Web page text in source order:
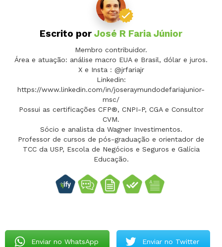
Escrito por José R Faria Júnior
Membro contribuidor.
Área e atuação: análise macro EUA e Brasil, dólar e juros.
X e Insta : @jrfariajr
Linkedin:
https://www.linkedin.com/in/joseraymundodefariajunior-
msc/
Possui as certificações CFP®, CNPI-P, CGA e Consultor
CVM.
Sócio e analista da Wagner Investimentos.
Professor de cursos de pós-graduação e orientador de
TCC da USP, Escola de Negócios e Seguros e Galícia
Educação.
Enviar no WhatsApp Enviar no Twitter